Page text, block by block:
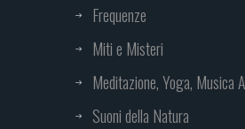
Frequenze
Miti e Misteri
Meditazione, Yoga, Musica
Suoni della Natura